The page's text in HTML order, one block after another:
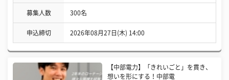
募集人数 300名
申込締切 2026年08月27日(木) 14:00
【中部電力】「きれいごと」を貫き、
想いを形にする！中部電